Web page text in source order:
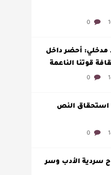
0
مدخلي: أحضر داخل
قوتنا الناعمة
0
استحقاق النص
0
سردية الأدب وسر